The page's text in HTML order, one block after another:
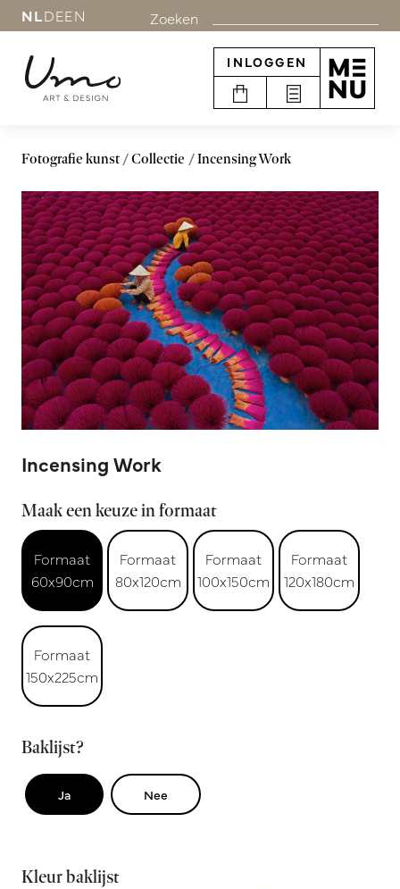
NLDEEN Zoeken
INLOGGEN
Fotografie kunst Collectie Incensing Work
Incensing Work
Maak een keuze in formaat
Formaat
60x90cm
Formaat
80x120cm
Formaat
100x150cm
Formaat
120x180cm
Formaat
150x225cm
Baklijst?
Ja Nee
Kleur baklijst